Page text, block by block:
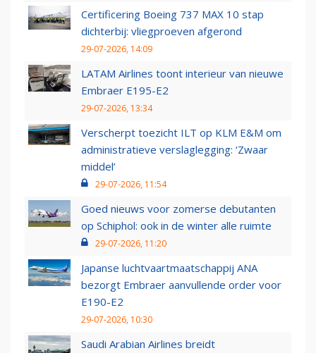
Certificering Boeing 737 MAX 10 stap
dichterbij: vliegproeven afgerond
29-07-2026, 14:09
LATAM Airlines toont interieur van nieuwe
Embraer E195-E2
29-07-2026, 13:34
Verscherpt toezicht ILT op KLM E&M om
administratieve verslaglegging: ‘Zwaar
middel’
29-07-2026, 11:54
Goed nieuws voor zomerse debutanten
op Schiphol: ook in de winter alle ruimte
29-07-2026, 11:20
Japanse luchtvaartmaatschappij ANA
bezorgt Embraer aanvullende order voor
E190-E2
29-07-2026, 10:30
Saudi Arabian Airlines breidt